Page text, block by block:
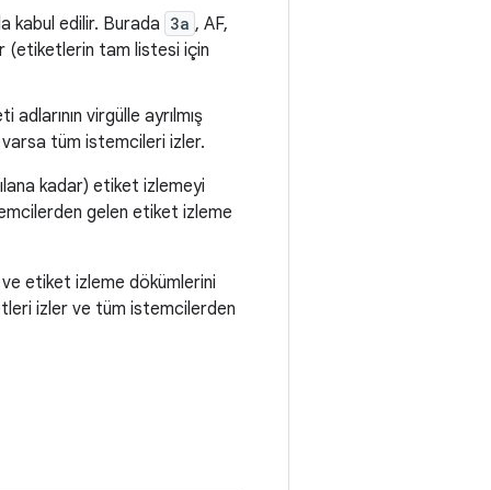
kabul edilir. Burada 3a , AF,
(etiketlerin tam listesi için
virgülle ayrılmış
varsa tüm istemcileri izler.
kadar) etiket izlemeyi
gelen etiket izleme
etiket izleme dökümlerini
izler ve tüm istemcilerden